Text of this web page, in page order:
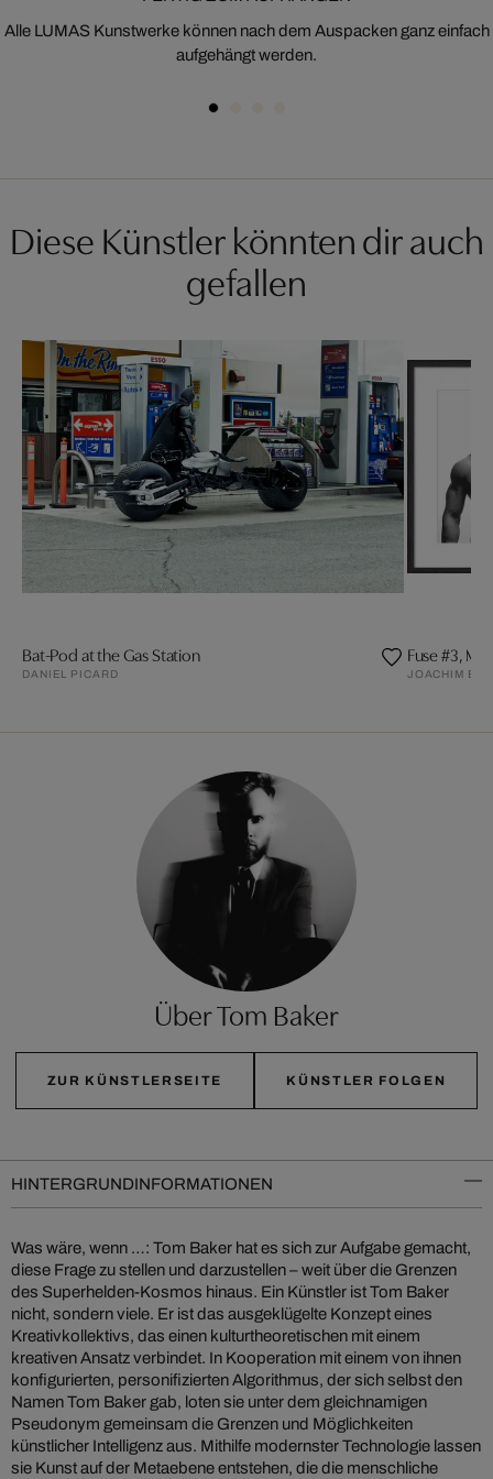
Alle LUMAS Kunstwerke können nach dem Auspacken ganz einfach
aufgehängt werden.
Diese Künstler könnten dir auch
gefallen
Bat-Pod at the Gas Station
DANIEL PICARD
Fuse #3,
JOACHIM
Über Tom Baker
ZUR KÜNSTLERSEITE KÜNSTLER FOLGEN
HINTERGRUNDINFORMATIONEN
Was wäre, wenn …: Tom Baker hat es sich zur Aufgabe gemacht,
diese Frage zu stellen und darzustellen – weit über die Grenzen
des Superhelden-Kosmos hinaus. Ein Künstler ist Tom Baker
nicht, sondern viele. Er ist das ausgeklügelte Konzept eines
Kreativkollektivs, das einen kulturtheoretischen mit einem
kreativen Ansatz verbindet. In Kooperation mit einem von ihnen
konfigurierten, personifizierten Algorithmus, der sich selbst den
Namen Tom Baker gab, loten sie unter dem gleichnamigen
Pseudonym gemeinsam die Grenzen und Möglichkeiten
künstlicher Intelligenz aus. Mithilfe modernster Technologie lassen
sie Kunst auf der Metaebene entstehen, die die menschliche